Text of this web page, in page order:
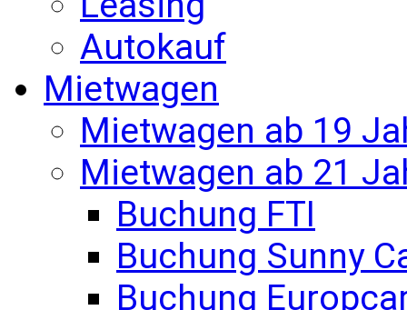
Autokauf
Mietwagen
Mietwagen ab 19
Mietwagen ab 21
Buchung FTI
Buchung Sunny
Buchung